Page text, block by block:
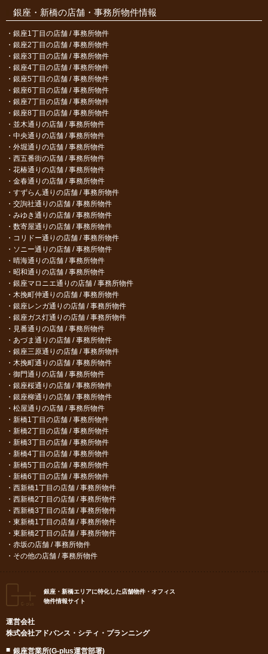
銀座・新橋の店舗・事務所物件情報
銀座1丁目の店舗 / 事務所物件
銀座2丁目の店舗 / 事務所物件
銀座3丁目の店舗 / 事務所物件
銀座4丁目の店舗 / 事務所物件
銀座5丁目の店舗 / 事務所物件
銀座6丁目の店舗 / 事務所物件
銀座7丁目の店舗 / 事務所物件
銀座8丁目の店舗 / 事務所物件
並木通りの店舗 / 事務所物件
中央通りの店舗 / 事務所物件
外堀通りの店舗 / 事務所物件
西五番街の店舗 / 事務所物件
花椿通りの店舗 / 事務所物件
金春通りの店舗 / 事務所物件
すずらん通りの店舗 / 事務所物件
交詢社通りの店舗 / 事務所物件
みゆき通りの店舗 / 事務所物件
数寄屋通りの店舗 / 事務所物件
コリドー通りの店舗 / 事務所物件
ソニー通りの店舗 / 事務所物件
晴海通りの店舗 / 事務所物件
昭和通りの店舗 / 事務所物件
銀座マロニエ通りの店舗 / 事務所物件
木挽町仲通りの店舗 / 事務所物件
銀座レンガ通りの店舗 / 事務所物件
銀座ガス灯通りの店舗 / 事務所物件
見番通りの店舗 / 事務所物件
あづま通りの店舗 / 事務所物件
銀座三原通りの店舗 / 事務所物件
木挽町通りの店舗 / 事務所物件
御門通りの店舗 / 事務所物件
銀座桜通りの店舗 / 事務所物件
銀座柳通りの店舗 / 事務所物件
松屋通りの店舗 / 事務所物件
新橋1丁目の店舗 / 事務所物件
新橋2丁目の店舗 / 事務所物件
新橋3丁目の店舗 / 事務所物件
新橋4丁目の店舗 / 事務所物件
新橋5丁目の店舗 / 事務所物件
新橋6丁目の店舗 / 事務所物件
西新橋1丁目の店舗 / 事務所物件
西新橋2丁目の店舗 / 事務所物件
西新橋3丁目の店舗 / 事務所物件
東新橋1丁目の店舗 / 事務所物件
東新橋2丁目の店舗 / 事務所物件
赤坂の店舗 / 事務所物件
その他の店舗 / 事務所物件
銀座・新橋エリアに特化した店舗物件・オフィス
物件情報サイト
運営会社
株式会社アドバンス・シティ・プランニング
銀座営業所(G-plus運営部署)